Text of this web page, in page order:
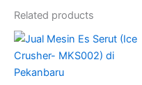
Related products